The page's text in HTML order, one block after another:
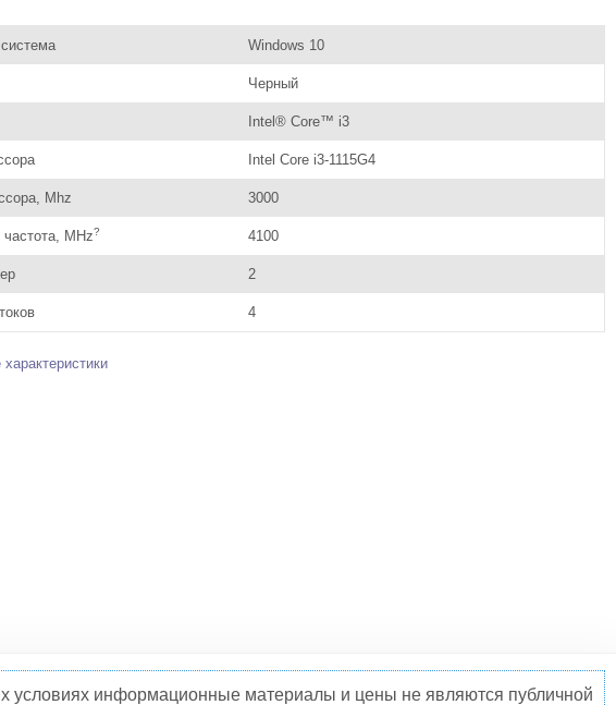
Windows 10
Черный
Intel® Core™ i3
Intel Core i3-1115G4
Mhz 3000
MHz? 4100
2
4
условиях информационные материалы и цены не являются публичной